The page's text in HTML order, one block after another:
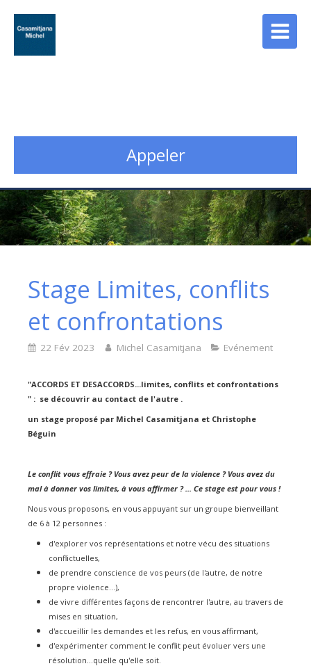
Appeler
Stage Limites, conflits
et confrontations
22 Fév 2023 Michel Casamitjana Evénement
"ACCORDS ET DESACCORDS...limites, conflits et confrontations
" : se découvrir au contact de l'autre .
un stage proposé par Michel Casamitjana et Christophe
Béguin
Le conflit vous effraie ? Vous avez peur de la violence ? Vous avez du
mal à donner vos limites, à vous affirmer ? ... Ce stage est pour vous !
Nous vous proposons, en vous appuyant sur un groupe bienveillant
de 6 à 12 personnes :
d'explorer vos représentations et notre vécu des situations
conflictuelles,
de prendre conscience de vos peurs (de l'autre, de notre
propre violence...),
de vivre différentes façons de rencontrer l'autre, au travers de
mises en situation,
d'accueillir les demandes et les refus, en vous affirmant,
d'expérimenter comment le conflit peut évoluer vers une
résolution...quelle qu'elle soit.